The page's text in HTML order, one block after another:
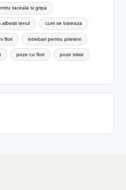
raceala si gripa
albesti tenul cum se trateaza
flori intrebari pentru prieteni
poze cu flori poze triste